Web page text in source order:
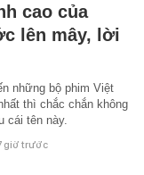
cao của
lên mây, lời
những bộ phim Việt
thì chắc chắn không
cái tên này.
giờ trước